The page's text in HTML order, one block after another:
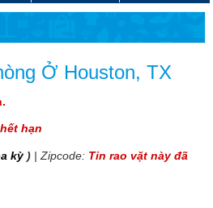
Ở Houston, TX
hạn
kỳ)| Zipcode: Tin rao vặt này đã